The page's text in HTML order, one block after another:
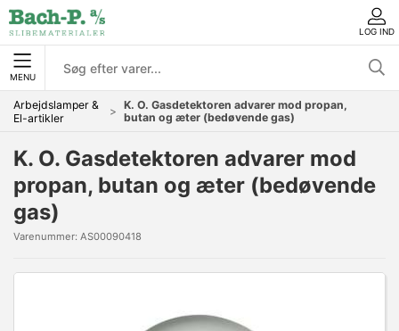
LOG IND
MENU
Arbejdslamper &
El-artikler
K. O. Gasdetektoren advarer mod propan,
butan og æter (bedøvende gas)
K. O. Gasdetektoren advarer mod
propan, butan og æter (bedøvende
gas)
Varenummer: AS00090418